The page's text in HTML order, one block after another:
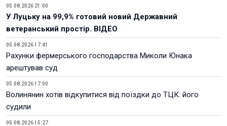
05.08.2026 21:00
У Луцьку на 99,9% готовий новий Державний
ветеранський простір. ВІДЕО
05.08.2026 17:41
Рахунки фермерського господарства Миколи Юнака
арештував суд
05.08.2026 17:00
Волинянин хотів відкупитися від поїздки до ТЦК: його
судили
05.08.2026 15:27